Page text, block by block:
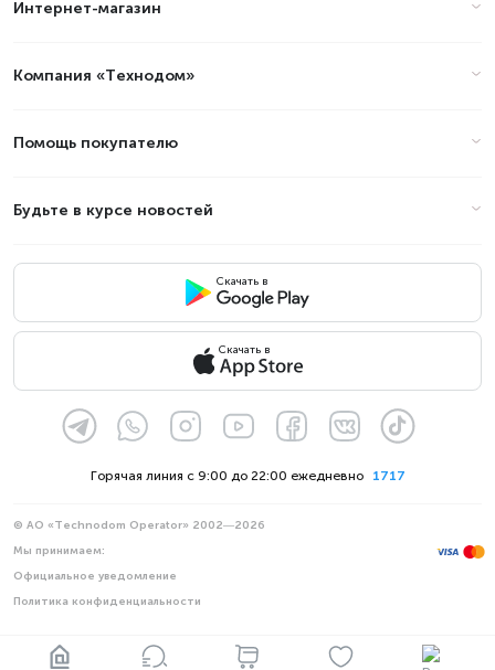
родительским контролем в
2026)
Интернет-магазин
Компания «Технодом»
Помощь покупателю
Будьте в курсе новостей
Скачать в
Скачать в
1717
Горячая линия с 9:00 до 22:00 ежедневно
© АО «Technodom Operator» 2002—2026
Мы принимаем:
Официальное уведомление
Политика конфиденциальности